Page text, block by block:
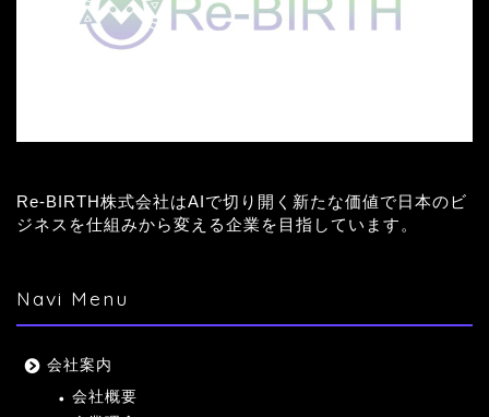
Re-BIRTH株式会社はAIで切り開く新たな価値で日本のビ
ジネスを仕組みから変える企業を目指しています。
Navi Menu
会社案内
会社概要